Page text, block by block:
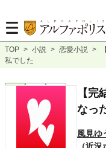
TOP > 小説 > 恋愛小説 >
私でした
恋愛 完結 短編
【
なっ
風見ゆ